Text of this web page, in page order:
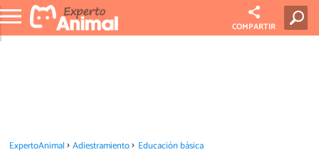
COMPARTIR
ExpertoAnimal Adiestramiento Educación básica